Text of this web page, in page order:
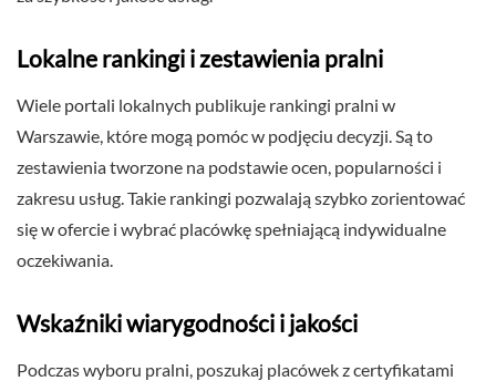
Lokalne rankingi i zestawienia pralni
Wiele portali lokalnych publikuje rankingi pralni w
Warszawie, które mogą pomóc w podjęciu decyzji. Są to
zestawienia tworzone na podstawie ocen, popularności i
zakresu usług. Takie rankingi pozwalają szybko zorientować
się w ofercie i wybrać placówkę spełniającą indywidualne
oczekiwania.
Wskaźniki wiarygodności i jakości
Podczas wyboru pralni, poszukaj placówek z certyfikatami